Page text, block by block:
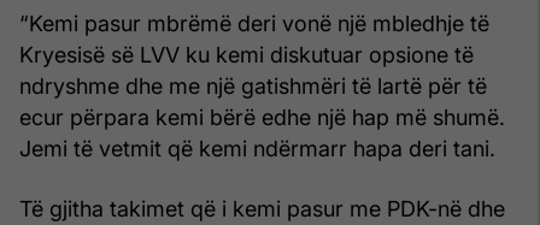
“Kemi pasur mbrëmë deri vonë një mbledhje të
Kryesisë së LVV ku kemi diskutuar opsione të
ndryshme dhe me një gatishmëri të lartë për të
ecur përpara kemi bërë edhe një hap më shumë.
Jemi të vetmit që kemi ndërmarr hapa deri tani.
Të gjitha takimet që i kemi pasur me PDK-në dhe